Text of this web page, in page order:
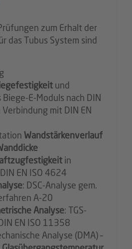
zum Erhalt der
das Tubus System sind
und
E-Moduls nach DIN
Verbindung mit DIN EN
Wandstärkenverlauf
in
EN ISO 4624
: DSC-Analyse gem.
A-20
Analyse: TGS-
EN ISO 11358
Analyse (DMA) –